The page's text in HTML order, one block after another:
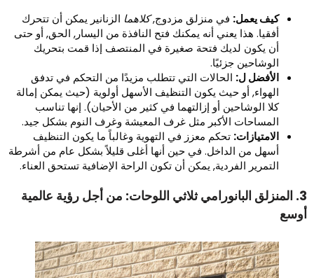
كيف يعمل:في منزلق مزدوج,كلاهماالزنانير يمكن أن تتحرك
أفقيا. هذا يعني أنه يمكنك فتح النافذة من اليسار, الحق, أو حتى
أن يكون لديك فتحة صغيرة في المنتصف إذا قمت بتحريك
الوشاحين جزئيًا.
الأفضل ل:الحالات التي تتطلب مزيدًا من التحكم في تدفق
الهواء, أو حيث يكون التنظيف الأسهل أولوية (حيث يمكن إمالة
كلا الوشاحين أو إزالتهما في كثير من الأحيان). إنها تناسب
المساحات الأكبر مثل غرف المعيشة وغرف النوم بشكل جيد.
الامتيازات:تحكم معزز في التهوية وغالباً ما يكون التنظيف
أسهل من الداخل. في حين أنها أغلى قليلاً بشكل عام من أشرطة
التمرير الفردية, يمكن أن تكون الراحة الإضافية تستحق العناء.
3. المنزلق البانورامي ثلاثي اللوحات: من أجل رؤية عالمية